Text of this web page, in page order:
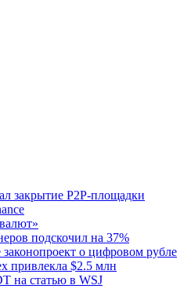
закрытие P2P-площадки
подскочил на 37%
о цифровом рубле
привлекла $2.5 млн
на статью в WSJ